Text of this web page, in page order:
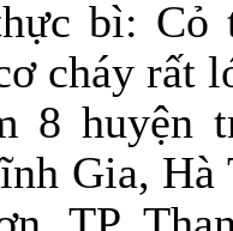
bì: Cỏ
cháy rất
8 huyện
Gia,